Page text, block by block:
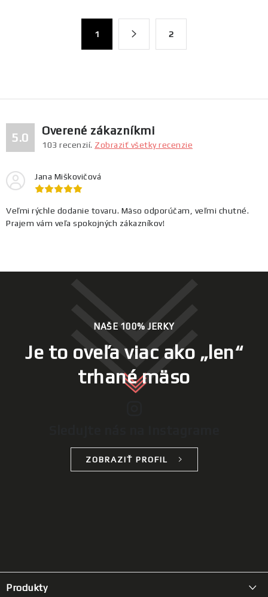
e
y
v
ý
p
u
k
v
a
n
e
1 2
5.0
Overené zákazníkmi
103 recenzií. Zobraziť všetky recenzie
Jana Miškovičová
Veľmi rýchle dodanie tovaru. Mäso odporúčam, veľmi chutné.
Prajem vám veľa spokojných zákazníkov!
NAŠE 100% JERKY
Je to oveľa viac ako „len“
trhané mäso
ZOBRAZIŤ PROFIL
á
Produkty